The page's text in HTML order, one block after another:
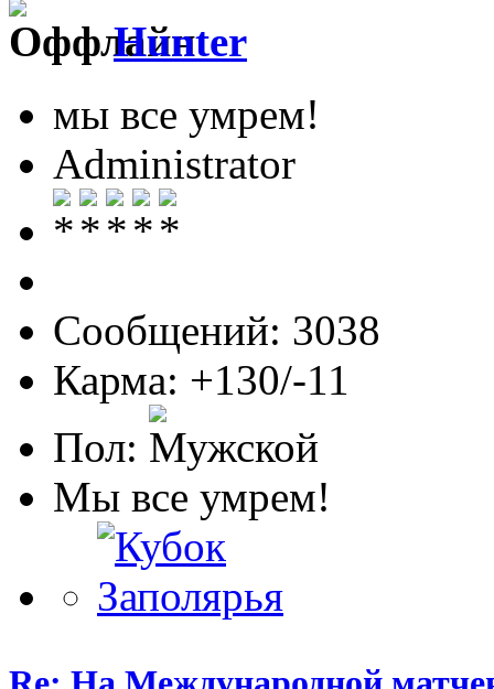
Hunter
мы все умрем!
Administrator
Сообщений: 3038
Карма: +130/-11
Пол:
Мы все умрем!